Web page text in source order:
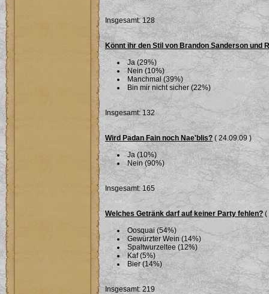
Insgesamt: 128
Könnt ihr den Stil von Brandon Sanderson und
Ja (29%)
Nein (10%)
Manchmal (39%)
Bin mir nicht sicher (22%)
Insgesamt: 132
Wird Padan Fain noch Nae'blis?( 24.09.09 )
Ja (10%)
Nein (90%)
Insgesamt: 165
Welches Getränk darf auf keiner Party fehlen? (
Oosquai (54%)
Gewürzter Wein (14%)
Spaltwurzeltee (12%)
Kaf (5%)
Bier (14%)
Insgesamt: 219